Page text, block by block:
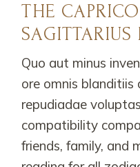
THE
SAGITTARIUS
Quo aut minus
ore omnis blanditiis
repudiadae
compatibility
friends, family, and